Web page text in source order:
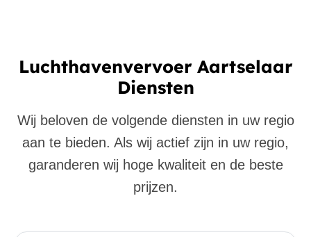
Luchthavenvervoer Aartselaar
Diensten
Wij beloven de volgende diensten in uw regio
aan te bieden. Als wij actief zijn in uw regio,
garanderen wij hoge kwaliteit en de beste
prijzen.